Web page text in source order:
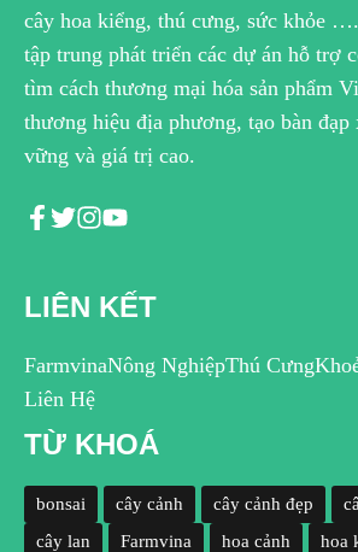
cây hoa kiểng, thú cưng, sức khỏe
tập trung phát triển các dự án hỗ trợ
tìm cách thương mại hóa sản phẩm
thương hiệu địa phương, tạo bàn đạp
vững và giá trị cao.
LIÊN KẾT
FarmvinaNông NghiệpThú Cưng
Liên Hệ
TỪ KHOÁ
bonsai cây cảnh cây cảnh đẹp
cây lan
Farmvina hoa cảnh hoa